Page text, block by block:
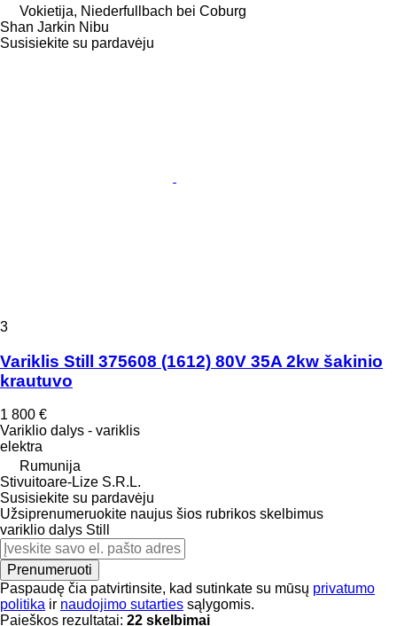
Vokietija, Niederfullbach bei Coburg
Shan Jarkin Nibu
Susisiekite su pardavėju
3
Variklis Still 375608 (1612) 80V 35A 2kw šakinio
krautuvo
1 800 €
Variklio dalys - variklis
elektra
Rumunija
Stivuitoare-Lize S.R.L.
Susisiekite su pardavėju
Užsiprenumeruokite naujus šios rubrikos skelbimus
variklio dalys Still
Prenumeruoti
Paspaudę čia patvirtinsite, kad sutinkate su mūsų privatumo
politika ir naudojimo sutarties sąlygomis.
Paieškos rezultatai: 22 skelbimai